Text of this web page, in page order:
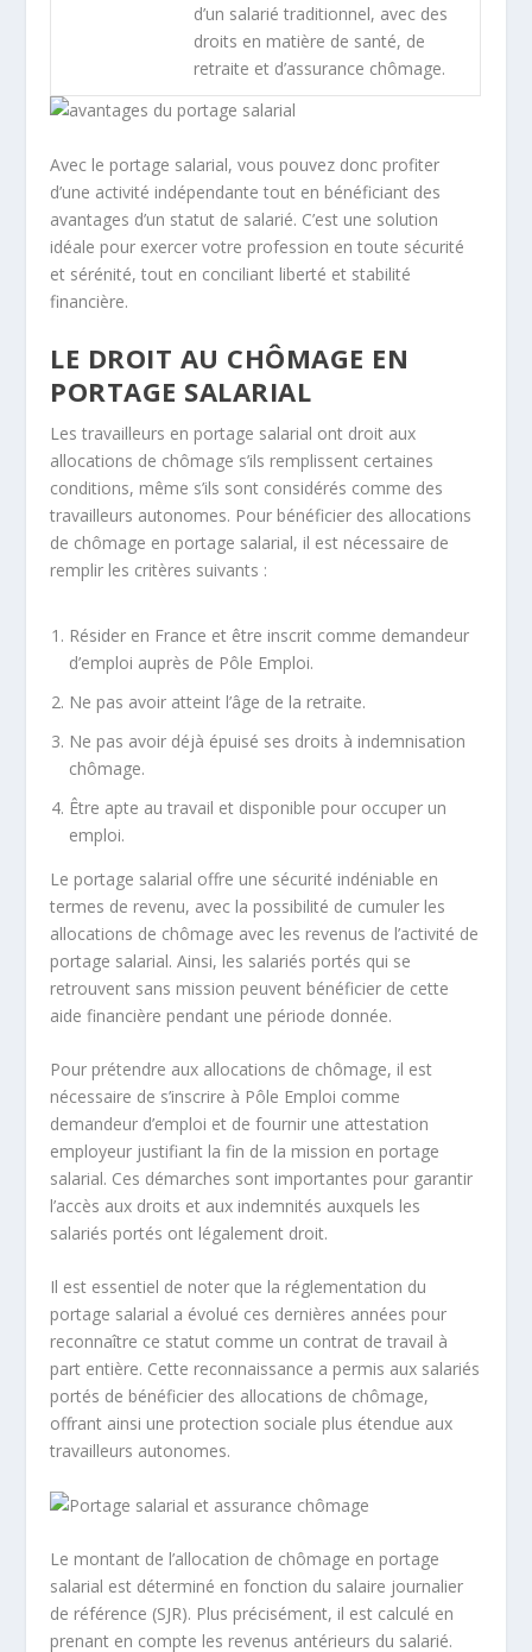
d’un salarié traditionnel, avec des
droits en matière de santé, de
retraite et d’assurance chômage.
Avec le portage salarial, vous pouvez donc profiter
d’une activité indépendante tout en bénéficiant des
avantages d’un statut de salarié. C’est une solution
idéale pour exercer votre profession en toute sécurité
et sérénité, tout en conciliant liberté et stabilité
financière.
LE DROIT AU CHÔMAGE EN
PORTAGE SALARIAL
Les travailleurs en portage salarial ont droit aux
allocations de chômage s’ils remplissent certaines
conditions, même s’ils sont considérés comme des
travailleurs autonomes. Pour bénéficier des allocations
de chômage en portage salarial, il est nécessaire de
remplir les critères suivants :
Résider en France et être inscrit comme demandeur
d’emploi auprès de Pôle Emploi.
Ne pas avoir atteint l’âge de la retraite.
Ne pas avoir déjà épuisé ses droits à indemnisation
chômage.
Être apte au travail et disponible pour occuper un
emploi.
Le portage salarial offre une sécurité indéniable en
termes de revenu, avec la possibilité de cumuler les
allocations de chômage avec les revenus de l’activité de
portage salarial. Ainsi, les salariés portés qui se
retrouvent sans mission peuvent bénéficier de cette
aide financière pendant une période donnée.
Pour prétendre aux allocations de chômage, il est
nécessaire de s’inscrire à Pôle Emploi comme
demandeur d’emploi et de fournir une attestation
employeur justifiant la fin de la mission en portage
salarial. Ces démarches sont importantes pour garantir
l’accès aux droits et aux indemnités auxquels les
salariés portés ont légalement droit.
Il est essentiel de noter que la réglementation du
portage salarial a évolué ces dernières années pour
reconnaître ce statut comme un contrat de travail à
part entière. Cette reconnaissance a permis aux salariés
portés de bénéficier des allocations de chômage,
offrant ainsi une protection sociale plus étendue aux
travailleurs autonomes.
Le montant de l’allocation de chômage en portage
salarial est déterminé en fonction du salaire journalier
de référence (SJR). Plus précisément, il est calculé en
prenant en compte les revenus antérieurs du salarié.